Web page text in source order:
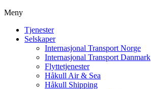
Meny
Tjenester
Selskaper
Internasjonal Transport Norge
Internasjonal Transport Danmark
Flyttetjenester
Håkull Air & Sea
Håkull Shipping